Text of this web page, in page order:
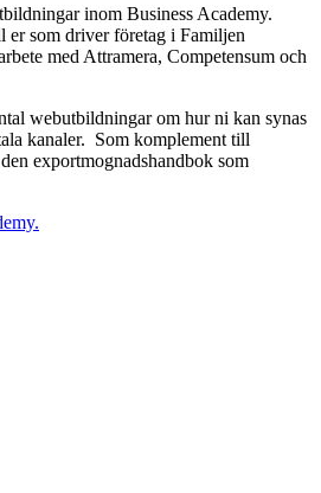
inom Business Academy.
som driver företag i Familjen
med Attramera, Competensum och
webutbildningar om hur ni kan synas
kanaler. Som komplement till
exportmognadshandbok som